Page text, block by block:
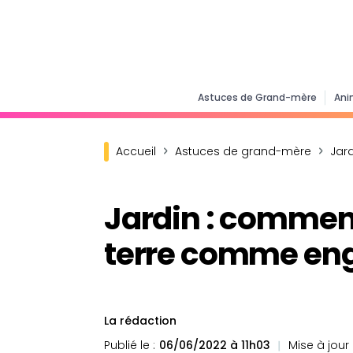
Astuces de Grand-mère
Accueil Astuces de grand-mère
Jardin :
terre comme
La rédaction
Publié le : 06/06/2022 à 11h03 Mise à jour